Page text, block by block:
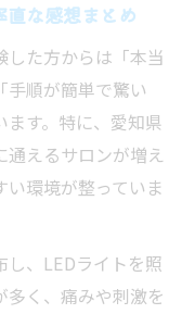
直な感想まとめ
た方からは「本当
手順が簡単で驚い
す。特に、愛知県
通えるサロンが増え
環境が整っていま
、LEDライトを照
く、痛みや刺激を